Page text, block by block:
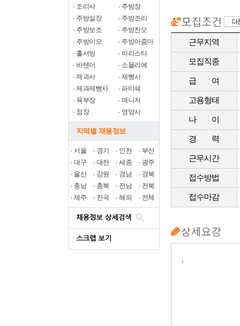
· 조리사 · 주방장
· 주방실장 · 주방조리
· 주방보조 · 주방찬모
· 주방이모 · 주방아줌마
· 홀서빙 · 바리스타
· 바텐더 · 소믈리에
·제과사 ·제빵사
·제과제빵사 ·파티쉐
· 육부장 ·매니저
· 점장 · 영양사
지역별 채용정보
· 서울 · 경기 · 인천 · 부산
· 대구 · 대전 · 세종 · 광주
· 울산 · 강원 · 경남 · 경북
· 충남 · 충북 · 전남 · 전북
· 제주 · 전국 · 해외 · 전체
근무지역
모집직종
급 여
고용형태
나 이
경 력
근무시간
접수방법
접수마감
.